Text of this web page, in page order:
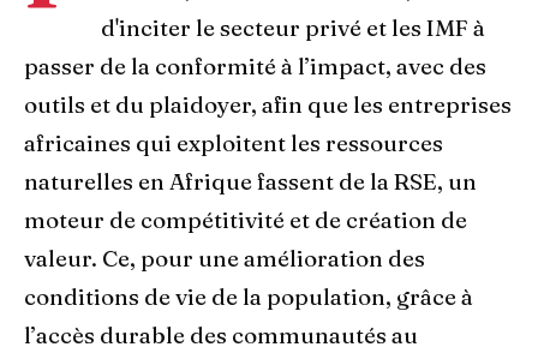
d'inciter le secteur privé et les IMF à
passer de la conformité à l’impact, avec des
outils et du plaidoyer, afin que les entreprises
africaines qui exploitent les ressources
naturelles en Afrique fassent de la RSE, un
moteur de compétitivité et de création de
valeur. Ce, pour une amélioration des
conditions de vie de la population, grâce à
l’accès durable des communautés au